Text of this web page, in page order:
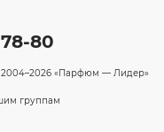
80
«Парфюм — Лидер»
группам